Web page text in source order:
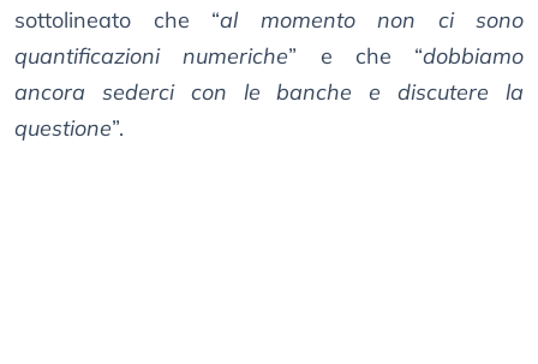
sottolineato che “al momento non ci sono
quantificazioni numeriche” e che “dobbiamo
ancora sederci con le banche e discutere la
questione”.